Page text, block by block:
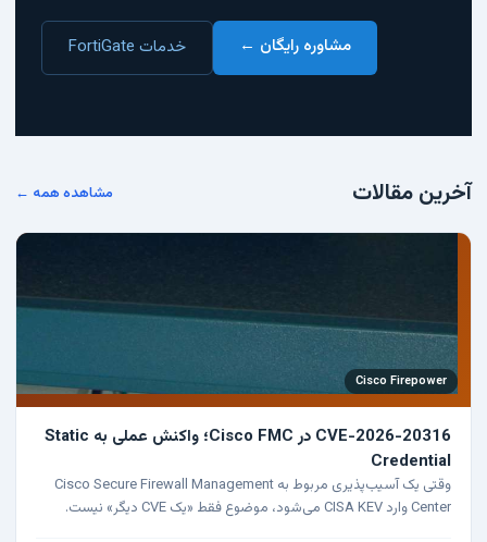
مشاوره رایگان ← خدمات FortiGate
آخرین مقالات مشاهده همه ←
Cisco Firepower
CVE-2026-20316 در Cisco FMC؛ واکنش عملی به Static
Credential
وقتی یک آسیب‌پذیری مربوط به Cisco Secure Firewall Management
Center وارد CISA KEV می‌شود، موضوع فقط «یک CVE دیگر» نیست.